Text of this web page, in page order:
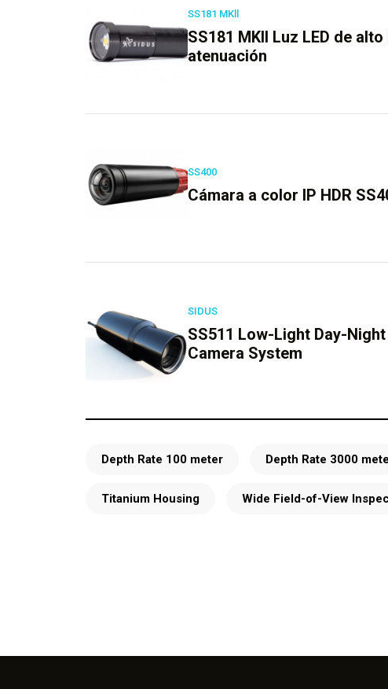
SS181 MKll
SS181 MKll Luz LED de
atenuación
SS400
Cámara a color IP HDR
SIDUS
SS511 Low-Light Day-
Camera System
Depth Rate 100 meter Depth Rate 3000
Titanium Housing Wide Field-of-View